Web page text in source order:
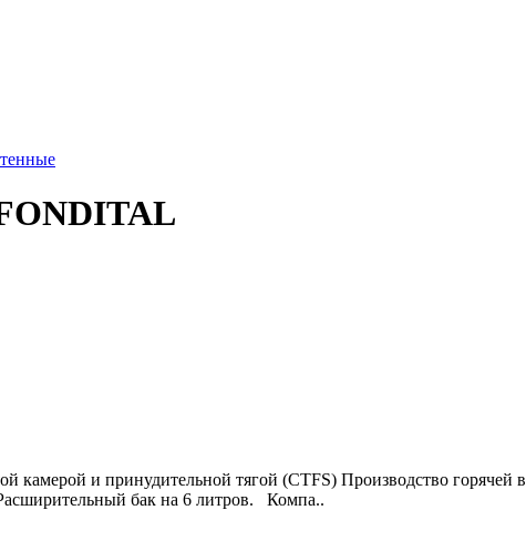
и принудительной тягой (CTFS) Производство горячей
бак на 6 литров. Компа..